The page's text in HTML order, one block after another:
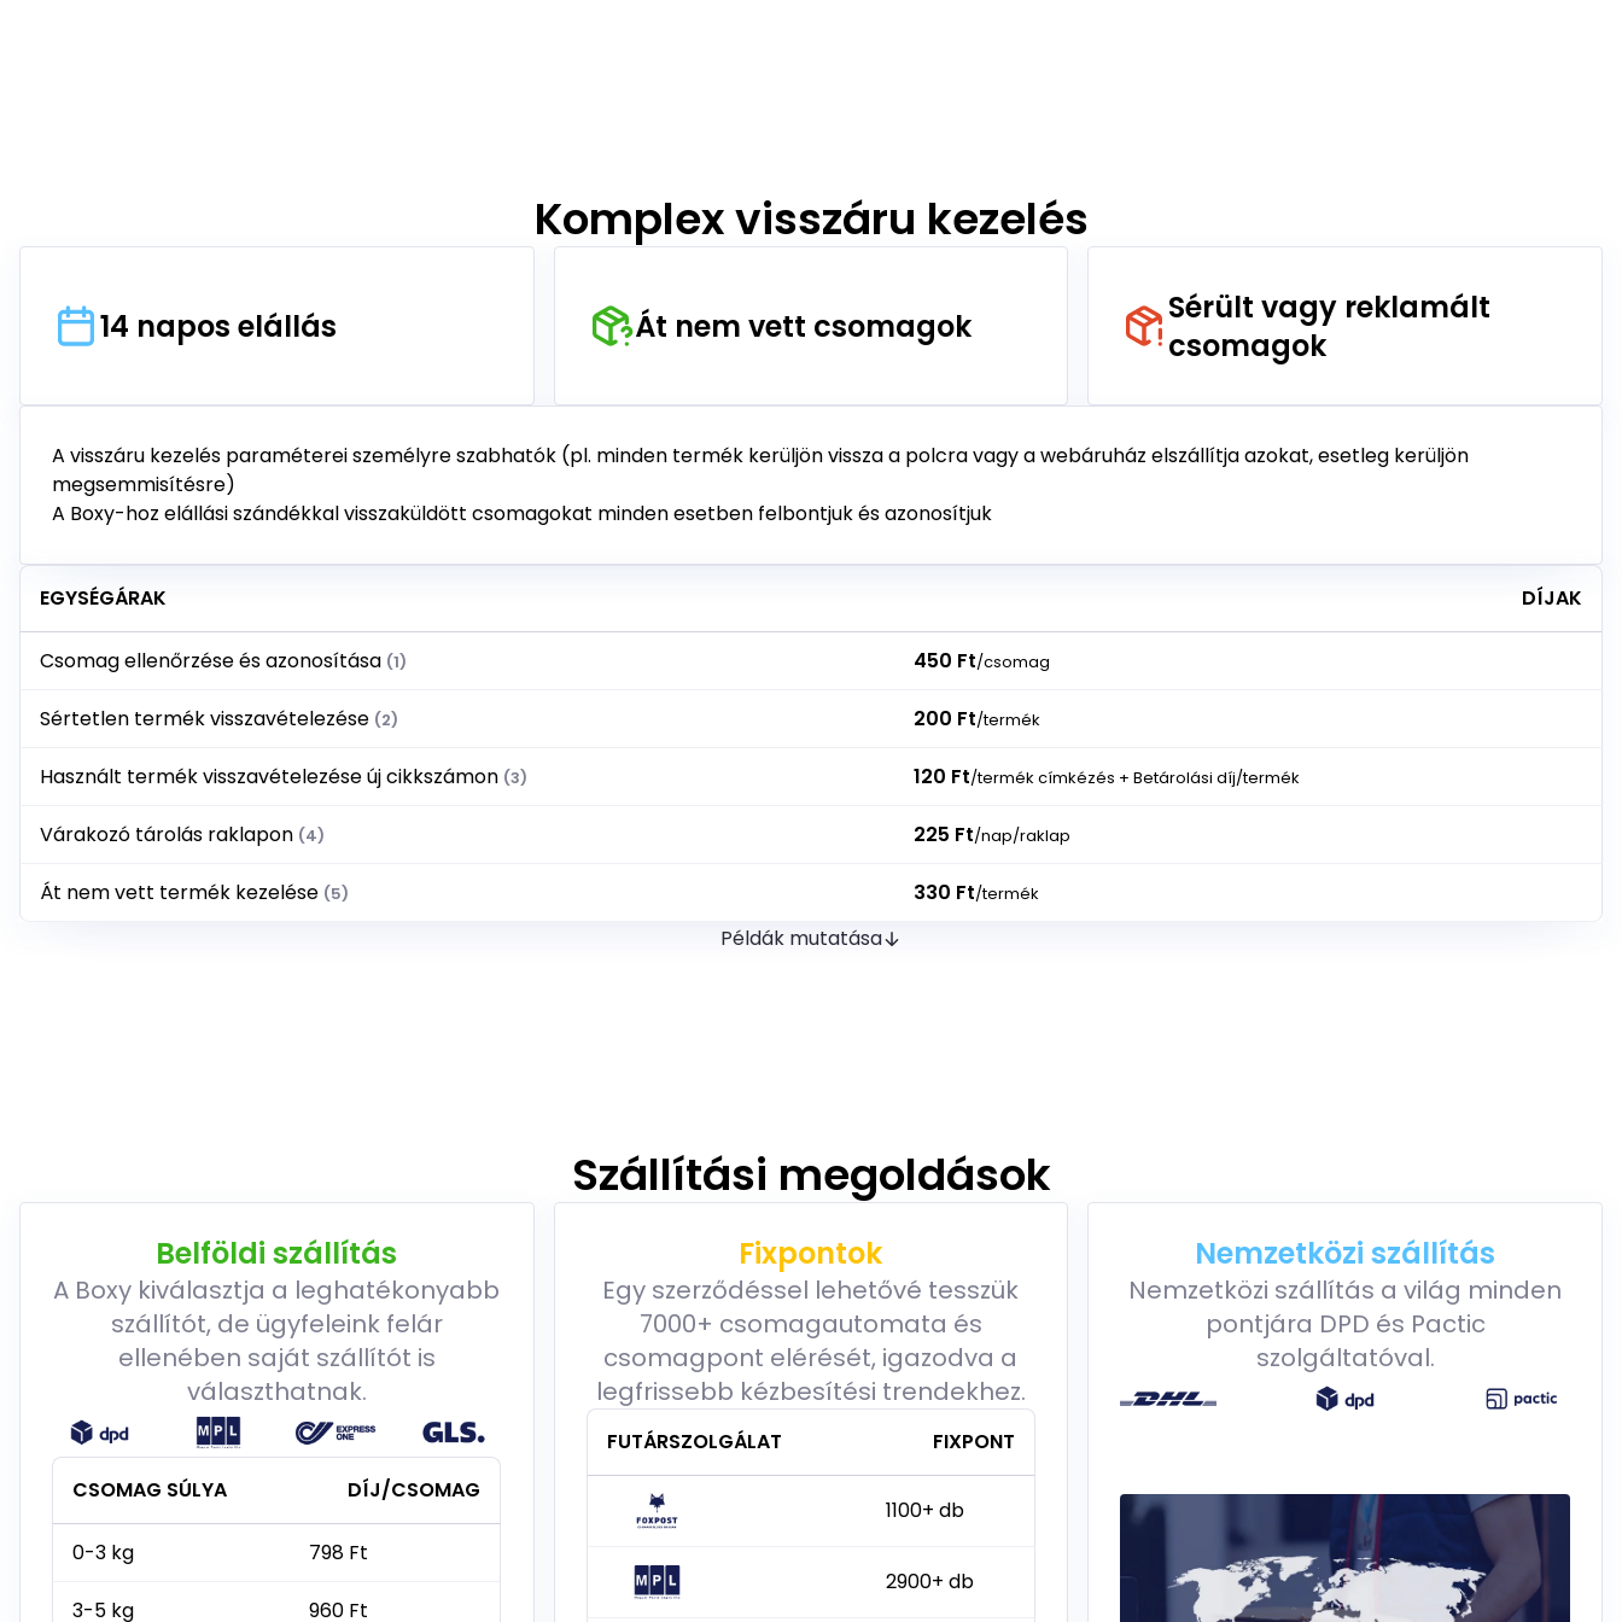
Komplex visszáru kezelés
14 napos elállás Át nem vett csomagok
Sérült vagy reklamált
csomagok
A visszáru kezelés paraméterei személyre szabhatók (pl. minden termék kerüljön vissza a polcra vagy a webáruház elszállítja azokat, esetleg kerüljön
megsemmisítésre)
A Boxy-hoz elállási szándékkal visszaküldött csomagokat minden esetben felbontjuk és azonosítjuk
EGYSÉGÁRAK DÍJAK
Csomag ellenőrzése és azonosítása (1) 450 Ft/csomag
Sértetlen termék visszavételezése (2) 200 Ft/termék
Használt termék visszavételezése új cikkszámon (3) 120 Ft/termék címkézés + Betárolási díj/termék
Várakozó tárolás raklapon (4) 225 Ft/nap/raklap
Át nem vett termék kezelése (5) 330 Ft/termék
Példák mutatása
Szállítási megoldások
Belföldi szállítás
A Boxy kiválasztja a leghatékonyabb
szállítót, de ügyfeleink felár
ellenében saját szállítót is
választhatnak.
CSOMAG SÚLYA DÍJ/CSOMAG
0-3 kg 798 Ft
3-5 kg 960 Ft
Fixpontok
Egy szerződéssel lehetővé tesszük
7000+ csomagautomata és
csomagpont elérését, igazodva a
legfrissebb kézbesítési trendekhez.
FUTÁRSZOLGÁLAT FIXPONT
1100+ db
2900+ db
Nemzetközi szállítás
Nemzetközi szállítás a világ minden
pontjára DPD és Pactic
szolgáltatóval.